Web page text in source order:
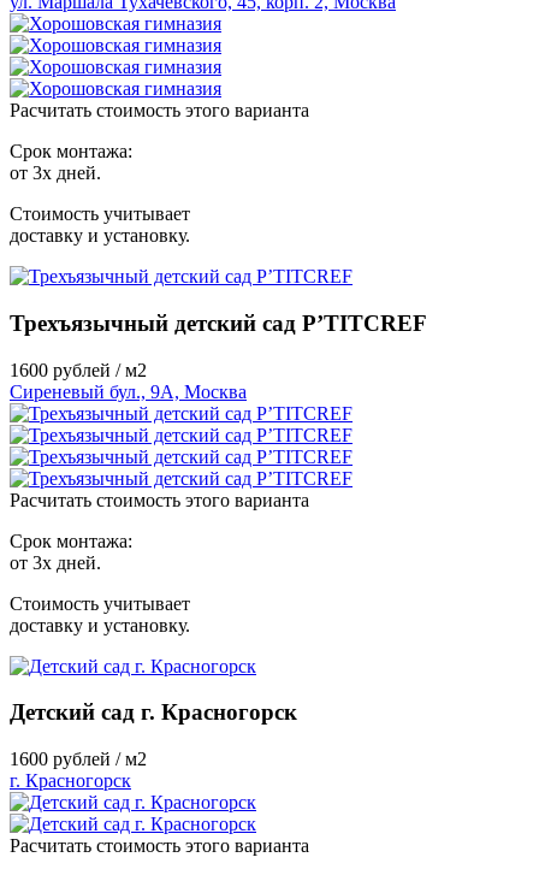
Расчитать стоимость этого варианта
Срок монтажа:
от 3х дней.
Стоимость учитывает
доставку и установку.
Трехъязычный детский сад P’TITCREF
1600 рублей / м2
Сиреневый бул., 9А, Москва
Расчитать стоимость этого варианта
Срок монтажа:
от 3х дней.
Стоимость учитывает
доставку и установку.
Детский сад г. Красногорск
1600 рублей / м2
г. Красногорск
Расчитать стоимость этого варианта